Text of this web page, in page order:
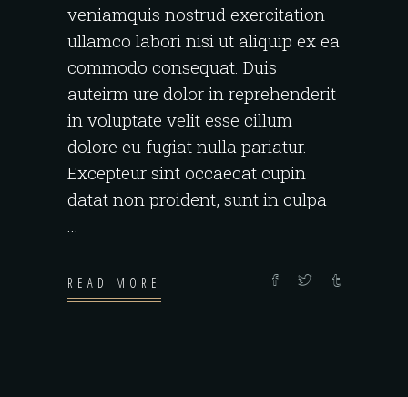
veniamquis nostrud exercitation
ullamco labori nisi ut aliquip ex ea
commodo consequat. Duis
auteirm ure dolor in reprehenderit
in voluptate velit esse cillum
dolore eu fugiat nulla pariatur.
Excepteur sint occaecat cupin
datat non proident, sunt in culpa
READ MORE